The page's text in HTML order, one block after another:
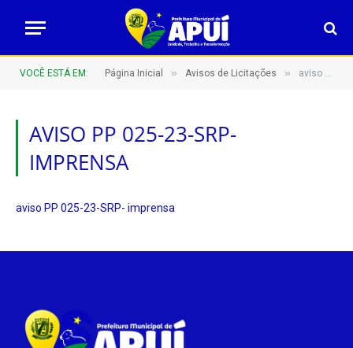
VOCÊ ESTÁ EM: Página Inicial » Avisos de Licitações » aviso PP 025-23-SRP- imprensa
AVISO PP 025-23-SRP-
IMPRENSA
aviso PP 025-23-SRP- imprensa